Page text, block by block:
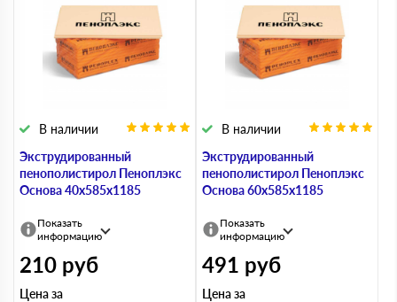
Экструдированный
пенополистирол Пеноплэкс
Основа 40х585х1185
В наличии
Показать
информацию
210 руб
Цена за
Экструдированный
пенополистирол Пеноплэкс
Основа 60х585х1185
В наличии
Показать
информацию
491 руб
Цена за